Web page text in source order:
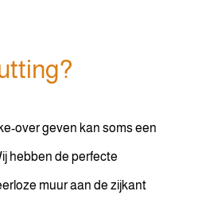
over geven kan soms een
hebben de perfecte
muur aan de zijkant